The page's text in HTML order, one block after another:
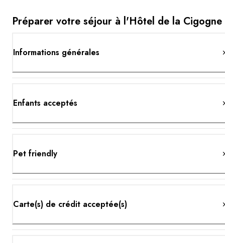
Préparer votre séjour à l'Hôtel de la Cigogne
Informations générales
Enfants acceptés
Pet friendly
Carte(s) de crédit acceptée(s)